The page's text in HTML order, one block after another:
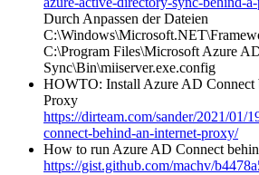
Durch Anpassen der Dateien
C:\Program Files\Microsoft Azure
Sync\Bin\miiserver.exe.config
HOWTO: Install Azure AD Connect
Proxy
https://dirteam.com/sander/2021/01/
connect-behind-an-internet-proxy/
How to run Azure AD Connect
https://gist.github.com/machv/